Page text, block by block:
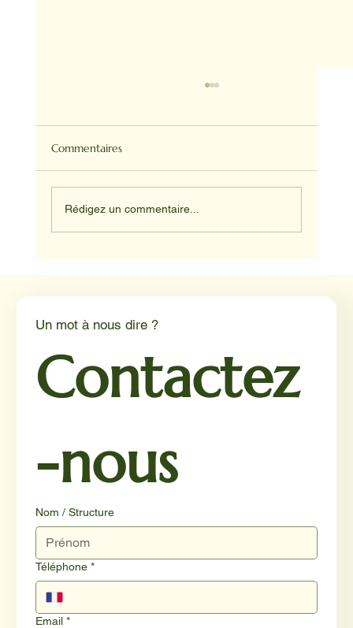
Commentaires
Rédigez un commentaire...
Un mot à nous dire ?
Contactez
-nous
Nom / Structure
Téléphone *
Email *